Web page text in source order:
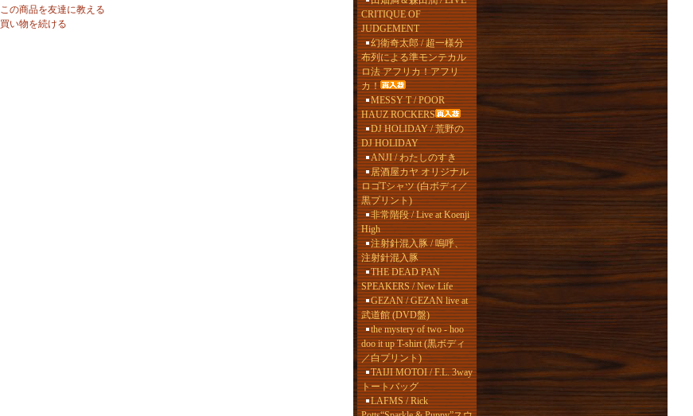
この商品を友達に教える
買い物を続ける
CRITIQUE OF
JUDGEMENT
幻衛奇太郎 / 超一様分
布列による準モンテカル
ロ法 アフリカ！アフリ
カ！
MESSY T / POOR
HAUZ ROCKERS
DJ HOLIDAY / 荒野の
DJ HOLIDAY
ANJI / わたしのすき
居酒屋カヤ オリジナル
ロゴTシャツ (白ボディ／
黒プリント)
非常階段 / Live at Koenji
High
注射針混入豚 / 嗚呼、
注射針混入豚
THE DEAD PAN
SPEAKERS / New Life
GEZAN / GEZAN live at
武道館 (DVD盤)
the mystery of two - hoo
doo it up T-shirt (黒ボディ
／白プリント)
TAIJI MOTOI / F.L. 3way
トートバッグ
LAFMS / Rick